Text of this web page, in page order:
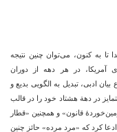
تا به کنون، می‌توان چنین نتیجه
در هر دهه از دوران
ادبی، تبدیل به الگویی بدیع و
در دهة هشتاد خود را در قالب
قانون» و همچنین «قطار
کرد که «مرد مرده» حائز چنین